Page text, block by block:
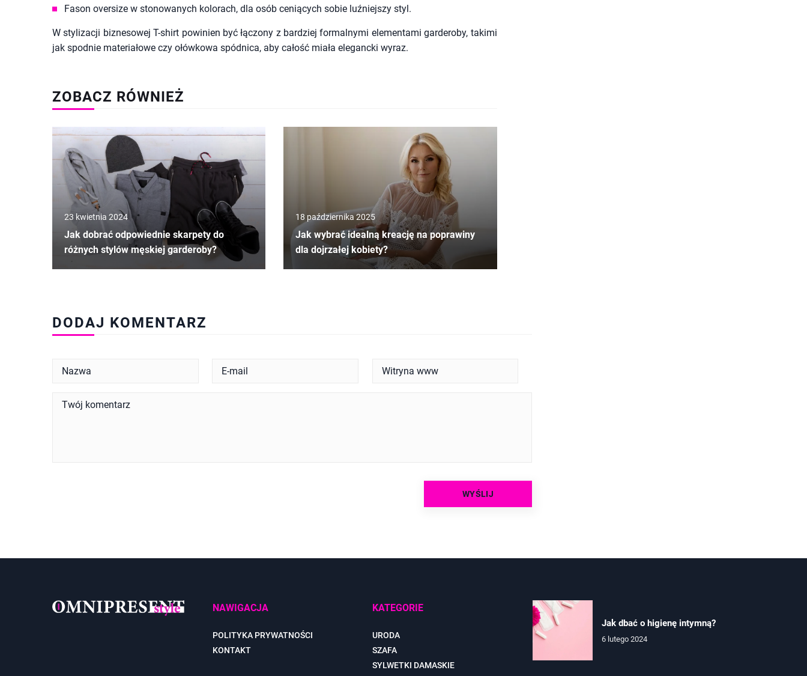
Fason oversize w stonowanych kolorach, dla osób ceniących sobie luźniejszy styl.
W stylizacji biznesowej T-shirt powinien być łączony z bardziej formalnymi elementami garderoby, takimi
jak spodnie materiałowe czy ołówkowa spódnica, aby całość miała elegancki wyraz.
ZOBACZ RÓWNIEŻ
23 kwietnia 2024
Jak dobrać odpowiednie skarpety do
różnych stylów męskiej garderoby?
18 października 2025
Jak wybrać idealną kreację na poprawiny
dla dojrzałej kobiety?
DODAJ KOMENTARZ
NAWIGACJA
POLITYKA PRYWATNOŚCI
KONTAKT
KATEGORIE
URODA
SZAFA
SYLWETKI DAMASKIE
Jak dbać o higienę intymną?
6 lutego 2024